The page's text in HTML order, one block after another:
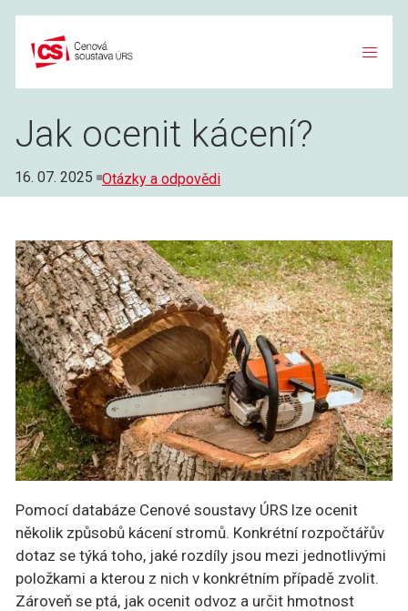
obsah
Jak ocenit kácení?
16. 07. 2025 Rubriky
Otázky a odpovědi
Pomocí databáze Cenové soustavy ÚRS lze ocenit
několik způsobů kácení stromů. Konkrétní rozpočtářův
dotaz se týká toho, jaké rozdíly jsou mezi jednotlivými
položkami a kterou z nich v konkrétním případě zvolit.
Zároveň se ptá, jak ocenit odvoz a určit hmotnost